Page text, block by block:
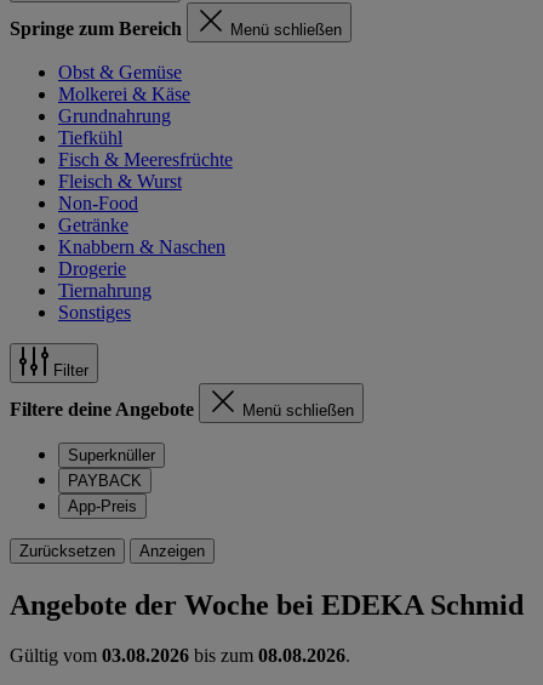
Springe zum Bereich Menü schließen
Obst & Gemüse
Molkerei & Käse
Grundnahrung
Tiefkühl
Fisch & Meeresfrüchte
Fleisch & Wurst
Non-Food
Getränke
Knabbern & Naschen
Drogerie
Tiernahrung
Sonstiges
Filter
Filtere deine Angebote Menü schließen
Superknüller
PAYBACK
App-Preis
Zurücksetzen Anzeigen
Angebote der Woche bei EDEKA Schmid
Gültig vom 03.08.2026 bis zum 08.08.2026.